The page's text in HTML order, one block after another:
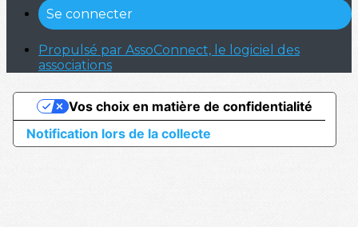
Se connecter
Propulsé par AssoConnect, le logiciel des
associations
Notification lors de la collecte
Vos choix en matière de confidentialité